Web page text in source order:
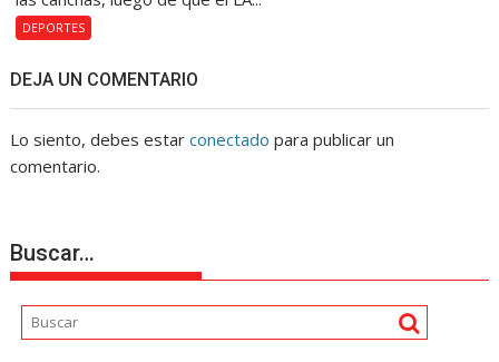
DEPORTES
DEJA UN COMENTARIO
Lo siento, debes estarconectado para publicar un
comentario.
Buscar…